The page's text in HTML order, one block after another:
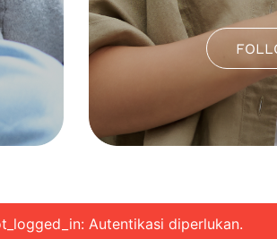
Autentikasi diperlukan.